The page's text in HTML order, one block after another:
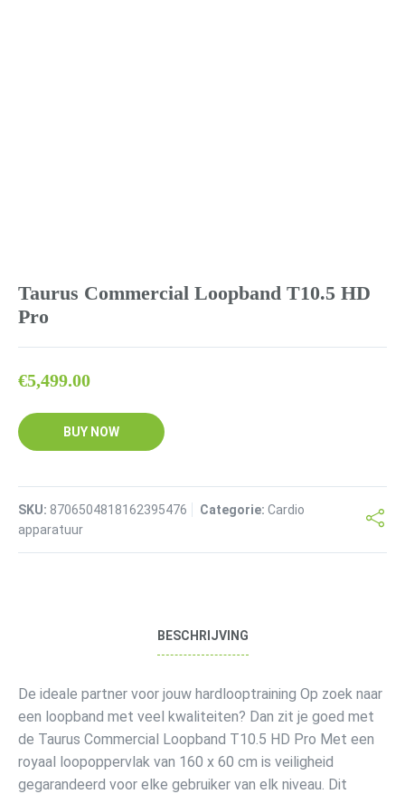
Taurus Commercial Loopband T10.5 HD
Pro
€5,499.00
BUY NOW
SKU: 8706504818162395476 Categorie: Cardio
apparatuur
BESCHRIJVING
De ideale partner voor jouw hardlooptraining Op zoek naar
een loopband met veel kwaliteiten? Dan zit je goed met
de Taurus Commercial Loopband T10.5 HD Pro Met een
royaal loopoppervlak van 160 x 60 cm is veiligheid
gegarandeerd voor elke gebruiker van elk niveau. Dit